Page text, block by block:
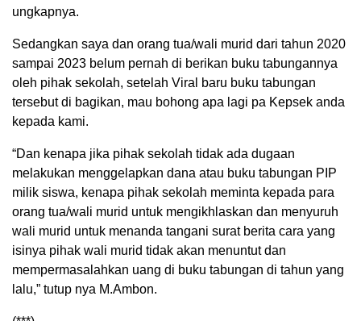
ungkapnya.
Sedangkan saya dan orang tua/wali murid dari tahun 2020
sampai 2023 belum pernah di berikan buku tabungannya
oleh pihak sekolah, setelah Viral baru buku tabungan
tersebut di bagikan, mau bohong apa lagi pa Kepsek anda
kepada kami.
“Dan kenapa jika pihak sekolah tidak ada dugaan
melakukan menggelapkan dana atau buku tabungan PIP
milik siswa, kenapa pihak sekolah meminta kepada para
orang tua/wali murid untuk mengikhlaskan dan menyuruh
wali murid untuk menanda tangani surat berita cara yang
isinya pihak wali murid tidak akan menuntut dan
mempermasalahkan uang di buku tabungan di tahun yang
lalu,” tutup nya M.Ambon.